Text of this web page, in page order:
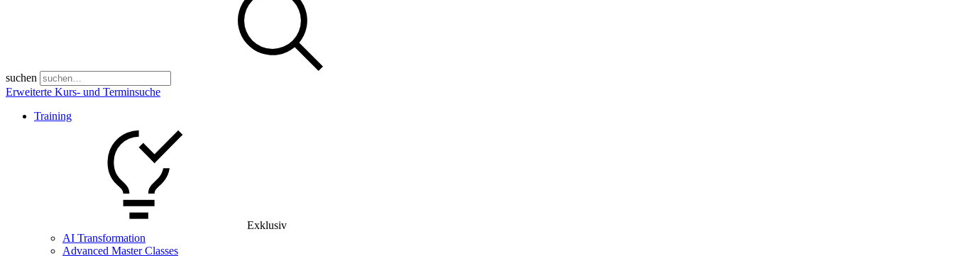
suchen
Erweiterte Kurs- und Terminsuche
Training
Exklusiv
AI Transformation
Advanced Master Classes